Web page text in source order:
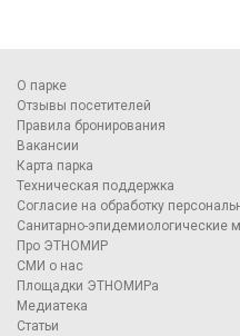
О парке
Отзывы посетителей
Правила бронирования
Вакансии
Карта парка
Техническая поддержка
Согласие на обработку
Санитарно-эпидемиологические
Про ЭТНОМИР
СМИ о нас
Площадки ЭТНОМИРа
Медиатека
Статьи